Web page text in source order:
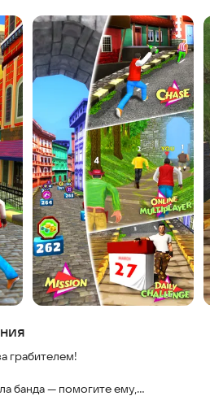
грабителем!
банда — помогите ему,